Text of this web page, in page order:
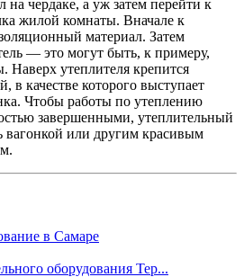
на чердаке, а уж затем перейти к
жилой комнаты. Вначале к
материал. Затем
— это могут быть, к примеру,
Наверх утеплителя крепится
в качестве которого выступает
Чтобы работы по утеплению
завершенными, утеплительный
вагонкой или другим красивым
в Самаре
оборудования Тер...